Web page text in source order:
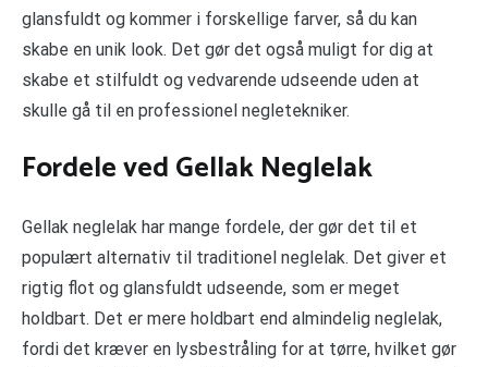
glansfuldt og kommer i forskellige farver, så du kan
skabe en unik look. Det gør det også muligt for dig at
skabe et stilfuldt og vedvarende udseende uden at
skulle gå til en professionel negletekniker.
Fordele ved Gellak Neglelak
Gellak neglelak har mange fordele, der gør det til et
populært alternativ til traditionel neglelak. Det giver et
rigtig flot og glansfuldt udseende, som er meget
holdbart. Det er mere holdbart end almindelig neglelak,
fordi det kræver en lysbestråling for at tørre, hvilket gør